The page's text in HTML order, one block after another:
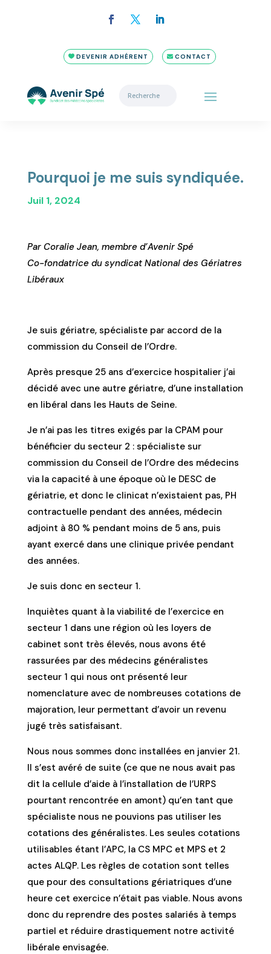
DEVENIR ADHÉRENT CONTACT
Pourquoi je me suis syndiquée.
Juil 1, 2024
Par Coralie Jean, membre d’Avenir Spé
Co-fondatrice du syndicat National des Gériatres
Libéraux
Je suis gériatre, spécialiste par accord de la
commission du Conseil de l’Ordre.
Après presque 25 ans d’exercice hospitalier j’ai
décidé avec une autre gériatre, d’une installation
en libéral dans les Hauts de Seine.
Je n’ai pas les titres exigés par la CPAM pour
bénéficier du secteur 2 : spécialiste sur
commission du Conseil de l’Ordre des médecins
via la capacité à une époque où le DESC de
gériatrie, et donc le clinicat n’existaient pas, PH
contractuelle pendant des années, médecin
adjoint à 80 % pendant moins de 5 ans, puis
ayant exercé dans une clinique privée pendant
des années.
Je suis donc en secteur 1.
Inquiètes quant à la viabilité de l’exercice en
secteur 1 dans une région où les loyers de
cabinet sont très élevés, nous avons été
rassurées par des médecins généralistes
secteur 1 qui nous ont présenté leur
nomenclature avec de nombreuses cotations de
majoration, leur permettant d’avoir un revenu
jugé très satisfaisant.
Nous nous sommes donc installées en janvier 21.
Il s’est avéré de suite (ce que ne nous avait pas
dit la cellule d’aide à l’installation de l’URPS
pourtant rencontrée en amont) qu’en tant que
spécialiste nous ne pouvions pas utiliser les
cotations des généralistes. Les seules cotations
utilisables étant l’APC, la CS MPC et MPS et 2
actes ALQP. Les règles de cotation sont telles
que pour des consultations gériatriques d’une
heure cet exercice n’était pas viable. Nous avons
donc du reprendre des postes salariés à temps
partiel et réduire drastiquement notre activité
libérale envisagée.